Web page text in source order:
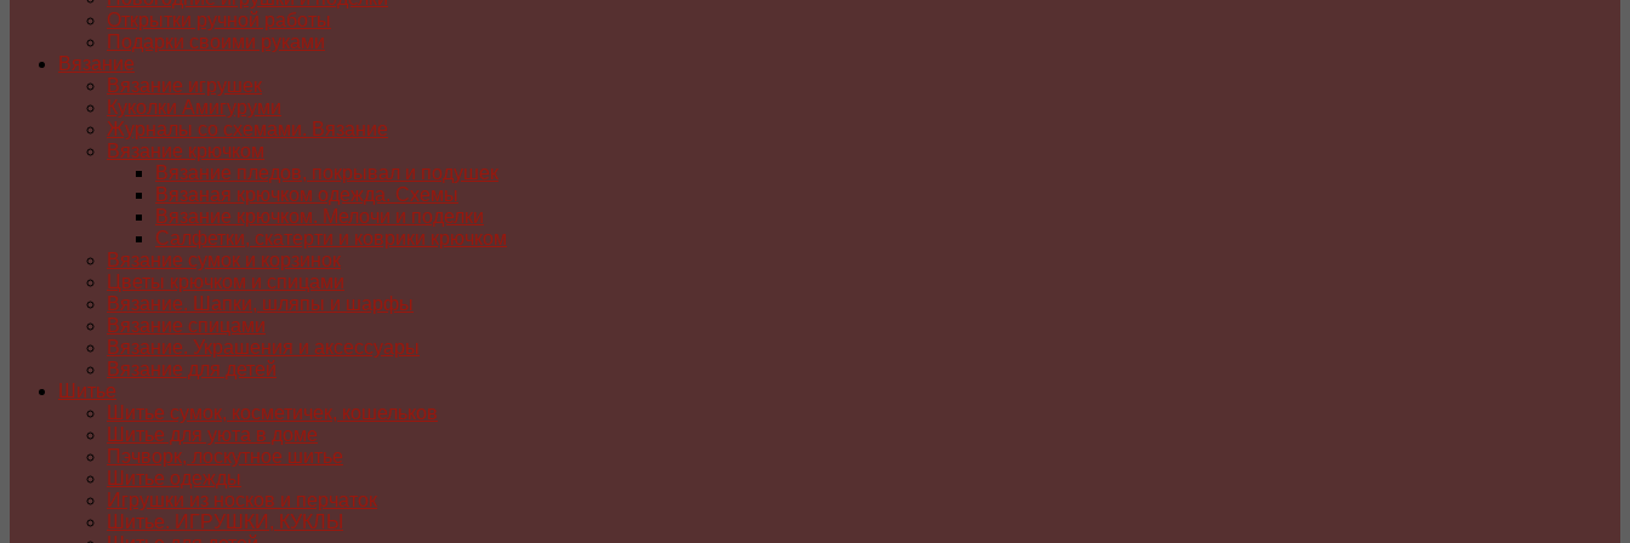
Открытки ручной работы
Подарки своими руками
Вязание
Вязание игрушек
Куколки Амигуруми
Журналы со схемами. Вязание
Вязание крючком
Вязание пледов, покрывал и подушек
Вязаная крючком одежда. Схемы
Вязание крючком. Мелочи и поделки
Салфетки, скатерти и коврики крючком
Вязание сумок и корзинок
Цветы крючком и спицами
Вязание. Шапки, шляпы и шарфы
Вязание спицами
Вязание. Украшения и аксессуары
Вязание для детей
Шитье
Шитье сумок, косметичек, кошельков
Шитье для уюта в доме
Пэчворк, лоскутное шитье
Шитье одежды
Игрушки из носков и перчаток
Шитье. ИГРУШКИ, КУКЛЫ